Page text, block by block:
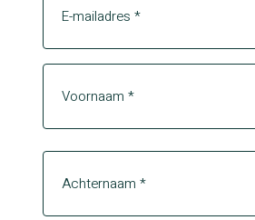
Voornaam
Voornaam
Achternaam